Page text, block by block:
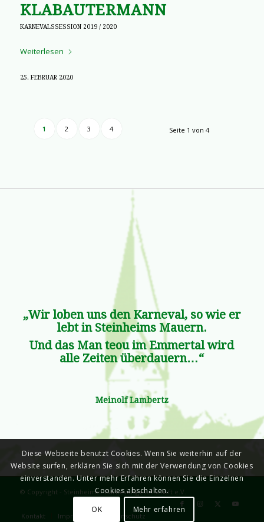
KLABAUTERMANN
KARNEVALSSESSION 2019 / 2020
Weiterlesen
25. FEBRUAR 2020
Seite 1 von 4
1 2 3 4
„Wir loben uns den Karneval, so wie er
lebt in Steinheims Mauern.
Und das Man teou im Emmertal wird
alle Zeiten überdauern…“
Meinolf Lambertz
© Copyright - Steinheimer Karnevalsgesellschaft e.V.
Kontakt Impressum Datenschutz
Diese Webseite benutzt Cookies. Wenn Sie weiterhin auf der
Website surfen, erklären Sie sich mit der Verwendung von Cookies
einverstanden. Unter mehr Erfahren können Sie die Einzelnen
Cookies abschalten.
OK
Mehr erfahren